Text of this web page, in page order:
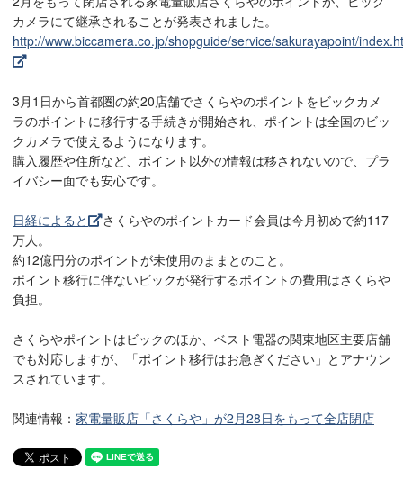
カメラにて継承されることが発表されました。
http://www.biccamera.co.jp/shopguide/service/sakurayapoint/
3月1日から首都圏の約20店舗でさくらやのポイントをビックカメ
ラのポイントに移行する手続きが開始され、ポイントは全国のビッ
クカメラで使えるようになります。
購入履歴や住所など、ポイント以外の情報は移されないので、プラ
イバシー面でも安心です。
日経によると
さくらやのポイントカード会員は今月初めで約117
万人。
約12億円分のポイントが未使用のままとのこと。
ポイント移行に伴ないビックが発行するポイントの費用はさくらや
負担。
さくらやポイントはビックのほか、ベスト電器の関東地区主要店舗
でも対応しますが、「ポイント移行はお急ぎください」とアナウン
スされています。
関連情報： 家電量販店「さくらや」が2月28日をもって全店閉店